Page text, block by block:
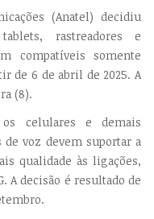
(Anatel) decidiu
rastreadores e
compatíveis somente
de 6 de abril de 2025. A
(8).
celulares e demais
de voz devem suportar a
qualidade às ligações,
A decisão é resultado de